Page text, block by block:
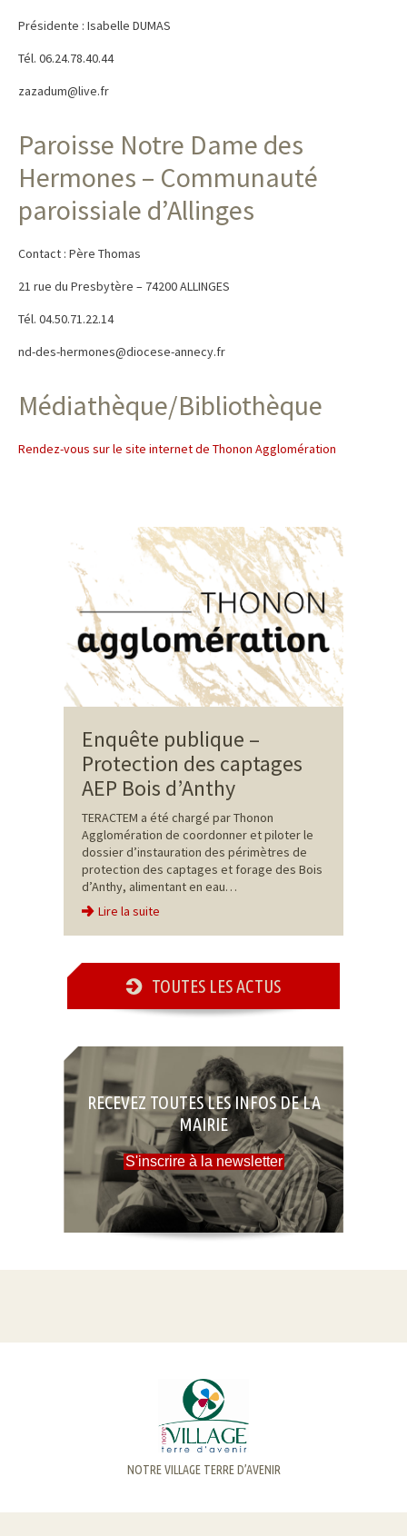
Présidente : Isabelle DUMAS
Tél. 06.24.78.40.44
zazadum@live.fr
Paroisse Notre Dame des
Hermones – Communauté
paroissiale d’Allinges
Contact : Père Thomas
21 rue du Presbytère – 74200 ALLINGES
Tél. 04.50.71.22.14
nd-des-hermones@diocese-annecy.fr
Médiathèque/Bibliothèque
Rendez-vous sur le site internet de Thonon Agglomération
Enquête publique –
Protection des captages
AEP Bois d’Anthy
TERACTEM a été chargé par Thonon
Agglomération de coordonner et piloter le
dossier d’instauration des périmètres de
protection des captages et forage des Bois
d’Anthy, alimentant en eau…
Lire la suite
TOUTES LES ACTUS
RECEVEZ TOUTES LES INFOS DE LA
MAIRIE
S'inscrire à la newsletter
NOTRE VILLAGE TERRE D’AVENIR